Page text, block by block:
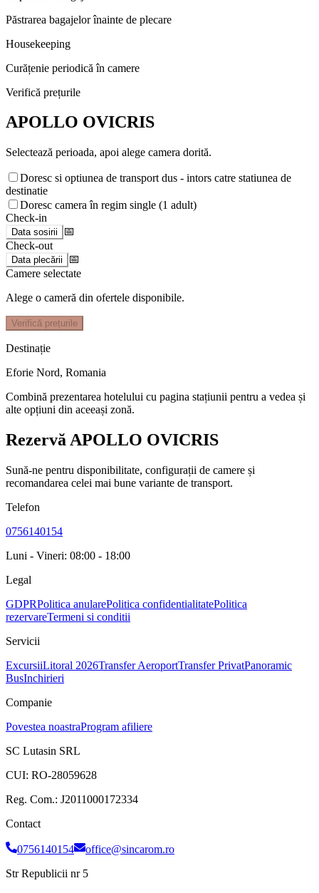
Păstrarea bagajelor înainte de plecare
Housekeeping
Curățenie periodică în camere
Verifică prețurile
APOLLO OVICRIS
Selectează perioada, apoi alege camera dorită.
Doresc si optiunea de transport dus - intors catre statiunea de
destinatie
Doresc camera în regim single (1 adult)
Check-in
Data sosirii
📅
Check-out
Data plecării
📅
Camere selectate
Alege o cameră din ofertele disponibile.
Verifică prețurile
Destinație
Eforie Nord, Romania
Combină prezentarea hotelului cu pagina stațiunii pentru a vedea și
alte opțiuni din aceeași zonă.
Rezervă APOLLO OVICRIS
Sună-ne pentru disponibilitate, configurații de camere și
recomandarea celei mai bune variante de transport.
Telefon
0756140154
Luni - Vineri: 08:00 - 18:00
Legal
GDPRPolitica anularePolitica confidentialitatePolitica
rezervareTermeni si conditii
Servicii
ExcursiiLitoral 2026Transfer AeroportTransfer PrivatPanoramic
BusInchirieri
Companie
Povestea noastraProgram afiliere
SC Lutasin SRL
CUI: RO-28059628
Reg. Com.: J2011000172334
Contact
0756140154
office@sincarom.ro
Str Republicii nr 5